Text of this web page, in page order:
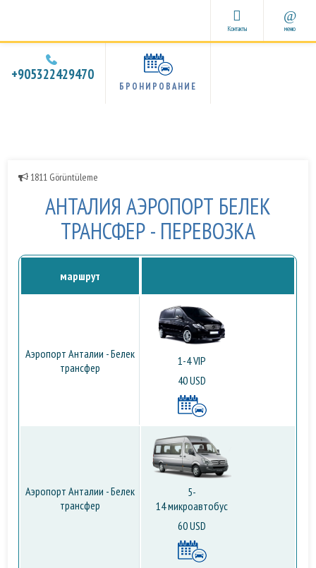
Контакты меню
+905322429470
БРОНИРОВАНИЕ
1811 Görüntüleme
АНТАЛИЯ АЭРОПОРТ БЕЛЕК
ТРАНСФЕР - ПЕРЕВОЗКА
маршрут
Аэропорт Анталии - Белек
трансфер
1-4 VIP
40 USD
Аэропорт Анталии - Белек
трансфер
5-
14 микроавтобус
60 USD